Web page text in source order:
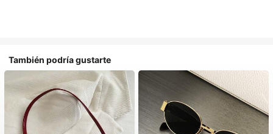
También podría gustarte